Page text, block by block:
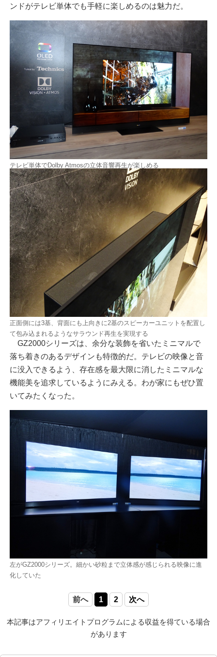
ンドがテレビ単体でも手軽に楽しめるのは魅力だ。
テレビ単体でDolby Atmosの立体音響再生が楽しめる
正面側には3基、背面にも上向きに2基のスピーカーユニットを配置し
て包み込まれるようなサラウンド再生を実現する
GZ2000シリーズは、余分な装飾を省いたミニマルで
落ち着きのあるデザインも特徴的だ。テレビの映像と音
に没入できるよう、存在感を最大限に消したミニマルな
機能美を追求しているようにみえる。わが家にもぜひ置
いてみたくなった。
左がGZ2000シリーズ。細かい砂粒まで立体感が感じられる映像に進
化していた
前へ 1 2 次へ
本記事はアフィリエイトプログラムによる収益を得ている場合
があります